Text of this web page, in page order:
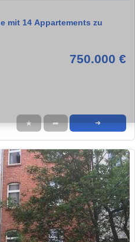
mit 14 Appartements zu
750.000 €
★ ➦ ➜